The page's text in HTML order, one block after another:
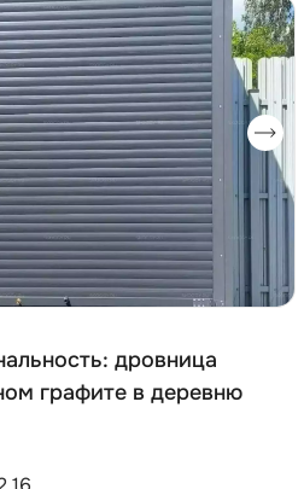
дровница
графите в деревню